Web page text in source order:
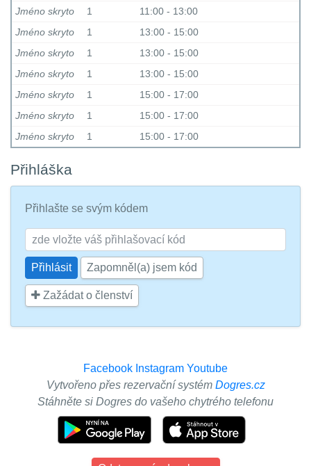
Jméno skryto
1
11:00 - 13:00
Jméno skryto
1
13:00 - 15:00
Jméno skryto
1
13:00 - 15:00
Jméno skryto
1
13:00 - 15:00
Jméno skryto
1
15:00 - 17:00
Jméno skryto
1
15:00 - 17:00
Jméno skryto
1 15:00 - 17:00
Přihláška
Přihlašte se svým kódem
Zapomněl(a) jsem kód
Zažádat o členství
Facebook Instagram Youtube
Vytvořeno přes rezervační systém Dogres.cz
Stáhněte si Dogres do vašeho chytrého telefonu